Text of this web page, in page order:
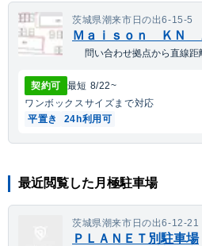
茨城県潮来市日の出6-15-5
Ｍａｉｓｏｎ ＫＮ
問い合わせ拠点から直線
契約可 最短 8/22~
ワンボックスサイズまで対応
平置き
24h利用可
最近閲覧した月極駐車場
茨城県潮来市日の出6-12-21
ＰＬＡＮＥＴ別駐車場